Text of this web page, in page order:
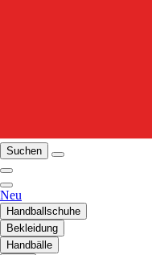
Suchen
Neu
Handballschuhe
Bekleidung
Handbälle